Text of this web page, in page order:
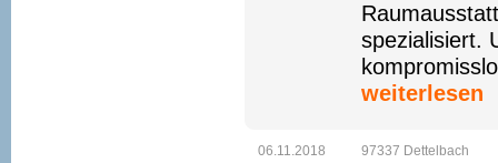
spezialisiert.
weiterlesen
06.11.2018 97337 Dettelbach